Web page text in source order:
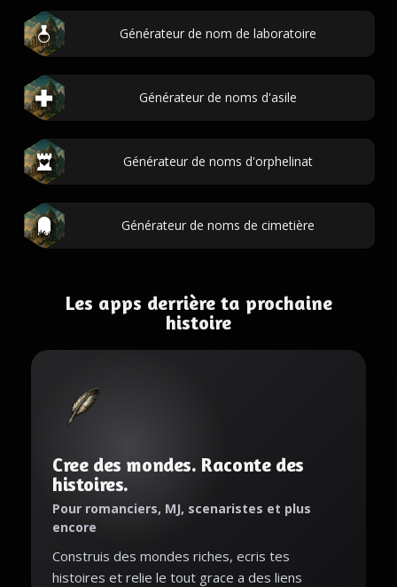
Générateur de nom de laboratoire
Générateur de noms d'asile
Générateur de noms d'orphelinat
Générateur de noms de cimetière
Les apps derrière ta prochaine
histoire
Cree des mondes. Raconte des
histoires.
Pour romanciers, MJ, scenaristes et plus
encore
Construis des mondes riches, ecris tes
histoires et relie le tout grace a des liens